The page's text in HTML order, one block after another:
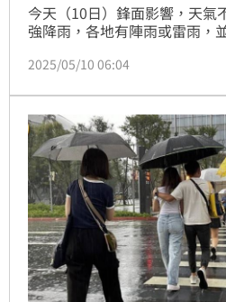
今天（10日）鋒面影響，天氣
強降雨，各地有陣雨或雷雨，
陣風等劇烈天氣現象。氣象署
水、山區慎防坍方及落石。
2025/05/10 06:04